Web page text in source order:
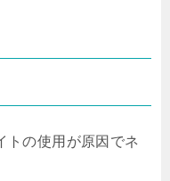
トの使用が原因でネ